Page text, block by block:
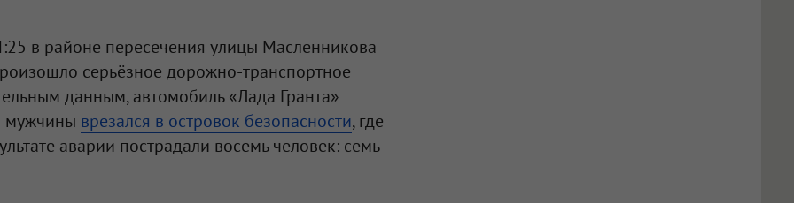
в районе пересечения улицы Масленникова
серьёзное дорожно-транспортное
данным, автомобиль «Лада Гранта»
мужчины врезался в островок безопасности, где
аварии пострадали восемь человек: семь